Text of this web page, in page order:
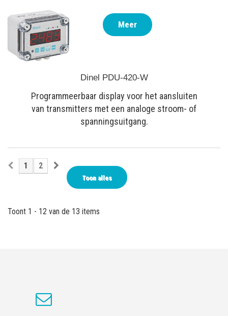
Dinel PDU-420-W
Programmeerbaar display voor het aansluiten
van transmitters met een analoge stroom- of
spanningsuitgang.
Meer
Toon alles
1 2
Toont 1 - 12 van de 13 items